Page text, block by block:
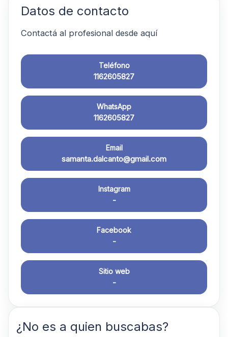
Datos de contacto
Contactá al profesional desde aquí
Teléfono
1162605827
WhatsApp
1162605827
Email
samanta.dalcanto@gmail.com
Instagram
-
Facebook
-
Sitio web
-
¿No es a quien buscabas?